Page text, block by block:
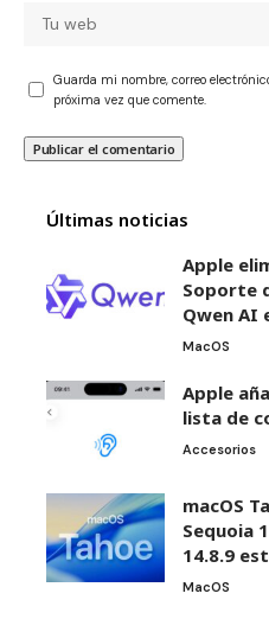
Guarda mi nombre, correo
próxima vez que comente.
Últimas noticias
Apple
Soporte
Qwen AI
MacOS
Apple
lista de
Accesorios
macOS
Sequoia
14.8.9
MacOS